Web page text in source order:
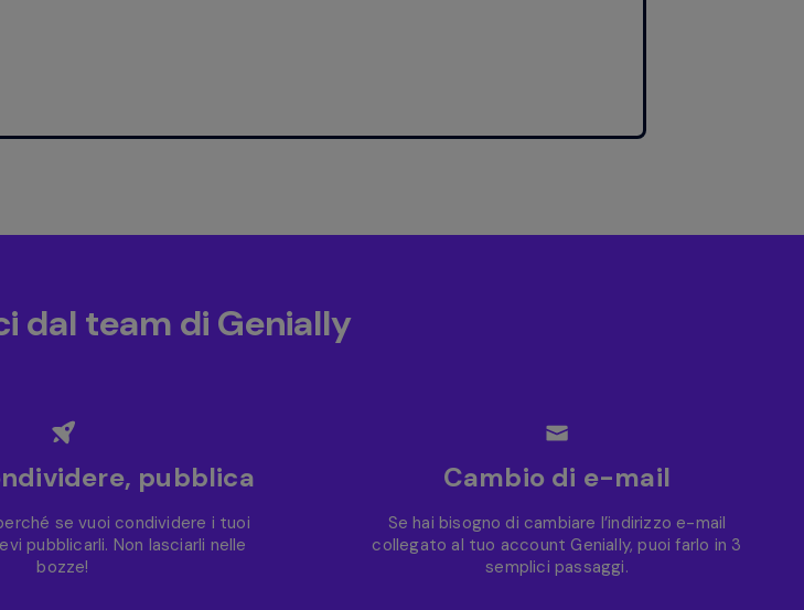
dal team di Genially
pubblica
se vuoi condividere i tuoi
pubblicarli. Non lasciarli nelle
bozze!
Cambio di e-mail
Se hai bisogno di cambiare l’indirizzo e-mail
collegato al tuo account Genially, puoi farlo in 3
semplici passaggi.